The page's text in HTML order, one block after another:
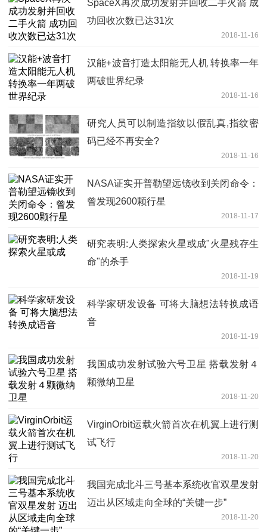
SpaceX再次成功发射并回收二手火箭 成
功回收次数已达31次
2018-11-16
汉能+波音打造太阳能无人机 转换率一年
两破世界纪录
2018-11-16
研究人员可以制造指纹以假乱真,指纹密
码已经不再安全?
2018-11-16
NASA证实开普勒望远镜收到关闭命令：
曾发现2600颗行星
2018-11-17
研究表明:人类探索火星或成"火星残存生
命"的杀手
2018-11-19
科学家研发设备 可将大脑想法转换成语
音
2018-11-19
我国成功发射试验六号卫星 搭载发射４
颗微纳卫星
2018-11-20
VirginOrbit运载火箭首次在机翼上进行测
试飞行
2018-11-20
我国完成北斗三号基本系统收官双星发射
迈出从区域走向全球的“关键一步”
2018-11-20